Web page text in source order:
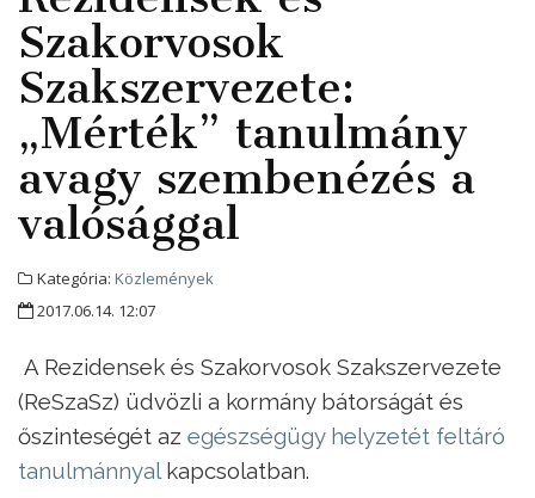
Szakorvosok
Szakszervezete:
„Mérték” tanulmány
avagy szembenézés a
valósággal
Kategória: Közlemények
2017.06.14. 12:07
A Rezidensek és Szakorvosok Szakszervezete
(ReSzaSz) üdvözli a kormány bátorságát és
őszinteségét az egészségügy helyzetét feltáró
tanulmánnyalkapcsolatban.